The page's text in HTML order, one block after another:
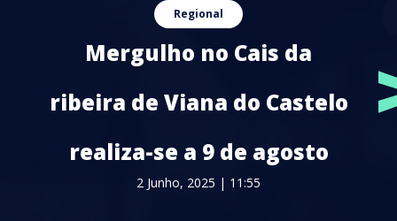
Regional
Mergulho no Cais da
ribeira de Viana do Castelo
realiza-se a 9 de agosto
2 Junho, 2025 | 11:55